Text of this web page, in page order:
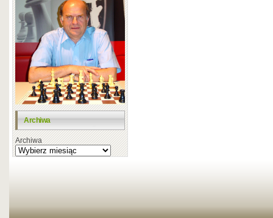
Archiwa
Archiwa